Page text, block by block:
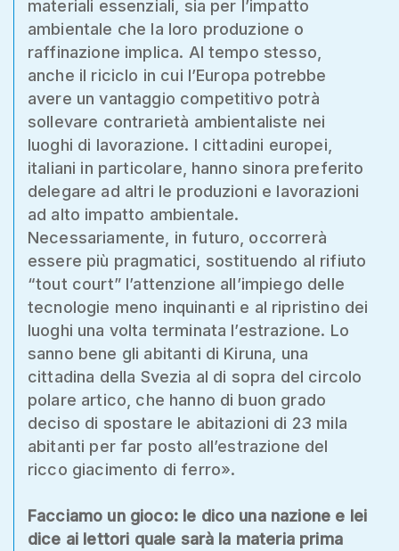
materiali essenziali, sia per l’impatto
ambientale che la loro produzione o
raffinazione implica. Al tempo stesso,
anche il riciclo in cui l’Europa potrebbe
avere un vantaggio competitivo potrà
sollevare contrarietà ambientaliste nei
luoghi di lavorazione. I cittadini europei,
italiani in particolare, hanno sinora preferito
delegare ad altri le produzioni e lavorazioni
ad alto impatto ambientale.
Necessariamente, in futuro, occorrerà
essere più pragmatici, sostituendo al rifiuto
“tout court” l’attenzione all’impiego delle
tecnologie meno inquinanti e al ripristino dei
luoghi una volta terminata l’estrazione. Lo
sanno bene gli abitanti di Kiruna, una
cittadina della Svezia al di sopra del circolo
polare artico, che hanno di buon grado
deciso di spostare le abitazioni di 23 mila
abitanti per far posto all’estrazione del
ricco giacimento di ferro».
Facciamo un gioco: le dico una nazione e lei
dice ai lettori quale sarà la materia prima